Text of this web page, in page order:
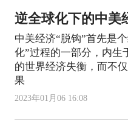
逆全球化下的中美
中美经济“脱钩”首先是
化”过程的一部分，内生
的世界经济失衡，而不
果
2023年01月06 16:08